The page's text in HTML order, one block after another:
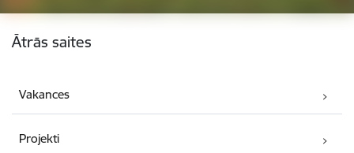
Kājene
Ātrās saites
Vakances
Projekti